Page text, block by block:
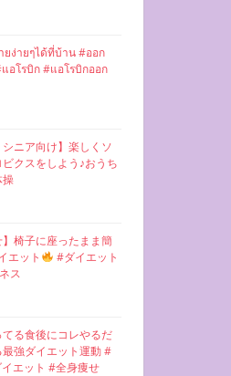
ยง่ายๆได้ที่บ้าน #ออก
อโรบิก #แอโรบิกออก
シニア向け】楽しくソ
クスをしよう♪おうち
操
】椅子に座ったまま簡
エット
#ダイエット
ス
る食後にコレやるだ
最強ダイエット運動 #
エット #全身痩せ